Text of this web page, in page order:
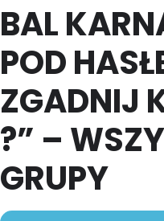
BAL
POD
ZGADNIJ
?” –
GRUPY